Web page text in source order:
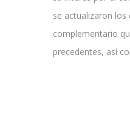
se actualizaron
complementario
precedentes, así